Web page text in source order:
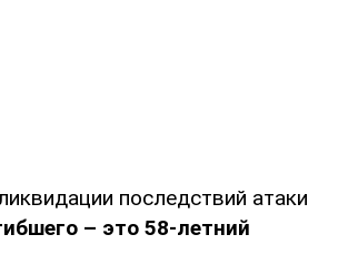
последствий атаки
– это 58-летний